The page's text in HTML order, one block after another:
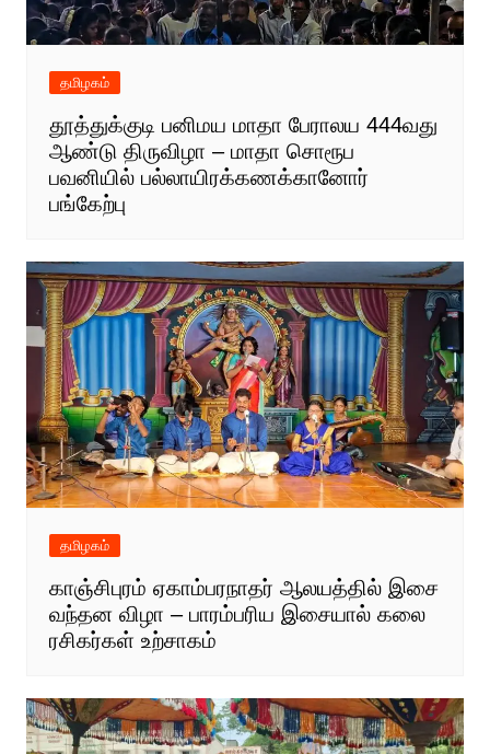
தமிழகம்
தூத்துக்குடி பனிமய மாதா பேராலய 444வது
ஆண்டு திருவிழா – மாதா சொரூப
பவனியில் பல்லாயிரக்கணக்கானோர்
பங்கேற்பு
தமிழகம்
காஞ்சிபுரம் ஏகாம்பரநாதர் ஆலயத்தில் இசை
வந்தன விழா – பாரம்பரிய இசையால் கலை
ரசிகர்கள் உற்சாகம்